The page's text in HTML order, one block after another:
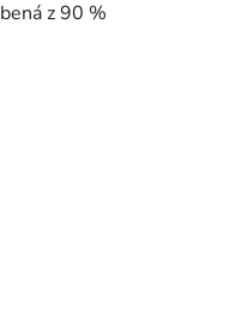
z 90 %